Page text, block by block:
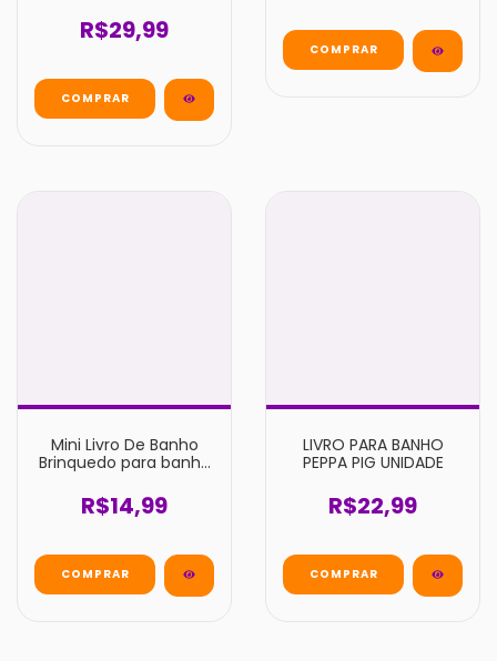
R$29,99
Mini Livro De Banho
Brinquedo para banho
R$14,99
LIVRO PARA BANHO
PEPPA PIG UNIDADE
R$22,99